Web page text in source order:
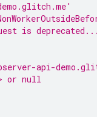
is
api-
or null